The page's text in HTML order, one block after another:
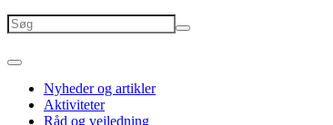
Nyheder og artikler
Aktiviteter
Råd og vejledning